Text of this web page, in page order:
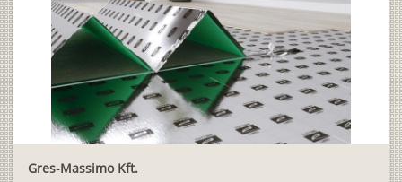
Gres-Massimo Kft.